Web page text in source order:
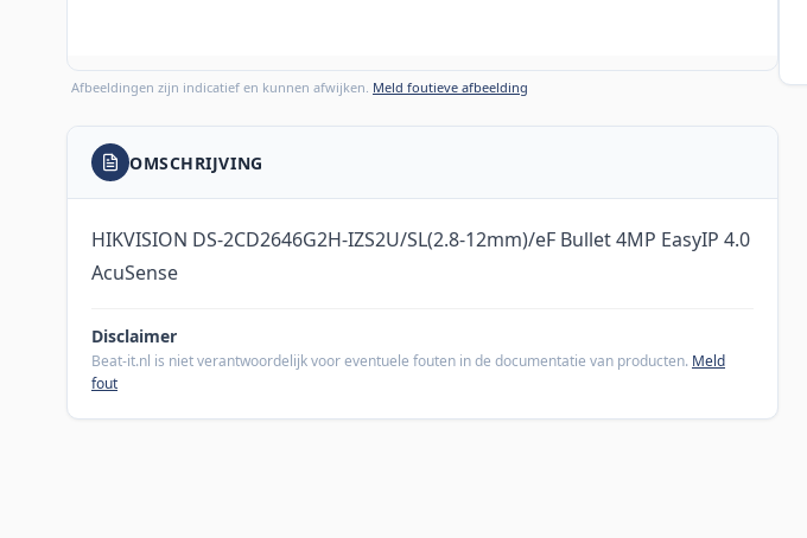
Afbeeldingen zijn indicatief en kunnen afwijken. Meld foutieve afbeelding
OMSCHRIJVING
HIKVISION DS-2CD2646G2H-IZS2U/SL(2.8-12mm)/eF Bullet 4MP EasyIP 4.0
AcuSense
Disclaimer
Beat-it.nl is niet verantwoordelijk voor eventuele fouten in de documentatie van producten. Meld
fout